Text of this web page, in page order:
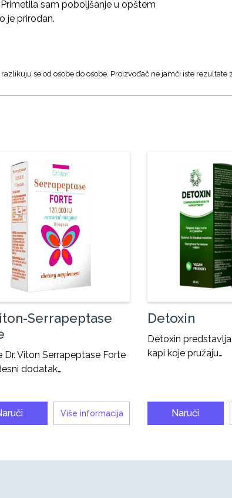
sam poboljšanje u opštem
je prirodan.
se od osobe do osobe. Proizvođač ne jamči iste rezultate
Serrapeptase
Dr. Viton Serrapeptase Forte
dodatak…
Više informacija
Detoxin
Detoxin
kapi koje pružaju…
Naruči